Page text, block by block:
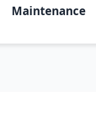
Maintenance